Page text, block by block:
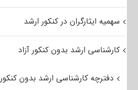
سهمیه ایثارگران در کنکور ارشد
کارشناسی ارشد بدون کنکور آزاد
دفترچه کارشناسی ارشد بدون کنکور